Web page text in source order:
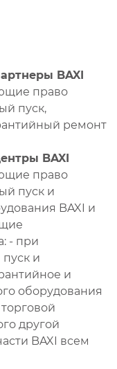
BAXI
право
пуск,
ремонт
BAXI
право
пуск и
BAXI и
- при
и
и
оборудования
другой
BAXI всем